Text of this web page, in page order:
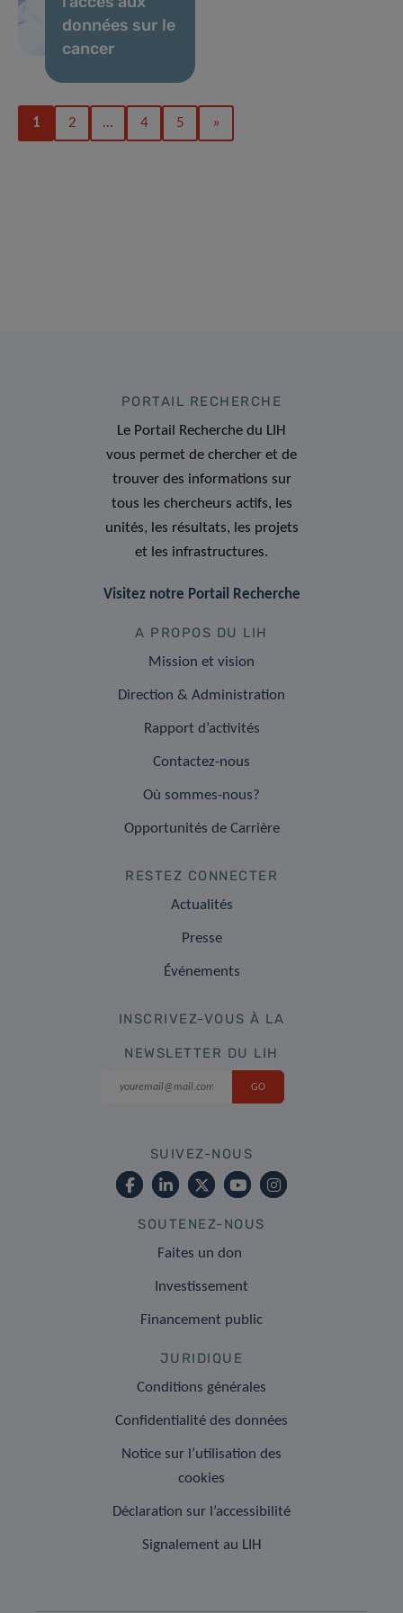
données sur le
cancer
1 2 … 4 5 »
PORTAIL RECHERCHE
Le Portail Recherche du LIH
vous permet de chercher et de
trouver des informations sur
tous les chercheurs actifs, les
unités, les résultats, les projets
et les infrastructures.
Visitez notre Portail Recherche
A PROPOS DU LIH
Mission et vision
Direction & Administration
Rapport d’activités
Contactez-nous
Où sommes-nous?
Opportunités de Carrière
RESTEZ CONNECTER
Actualités
Presse
Événements
INSCRIVEZ-VOUS À LA
NEWSLETTER DU LIH
SUIVEZ-NOUS
SOUTENEZ-NOUS
Faites un don
Investissement
Financement public
JURIDIQUE
Conditions générales
Confidentialité des données
Notice sur l’utilisation des
cookies
Déclaration sur l’accessibilité
Signalement au LIH